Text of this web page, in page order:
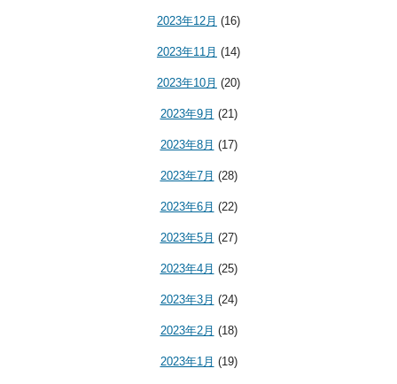
2023年12月 (16)
2023年11月 (14)
2023年10月 (20)
2023年9月 (21)
2023年8月 (17)
2023年7月 (28)
2023年6月 (22)
2023年5月 (27)
2023年4月 (25)
2023年3月 (24)
2023年2月 (18)
2023年1月 (19)